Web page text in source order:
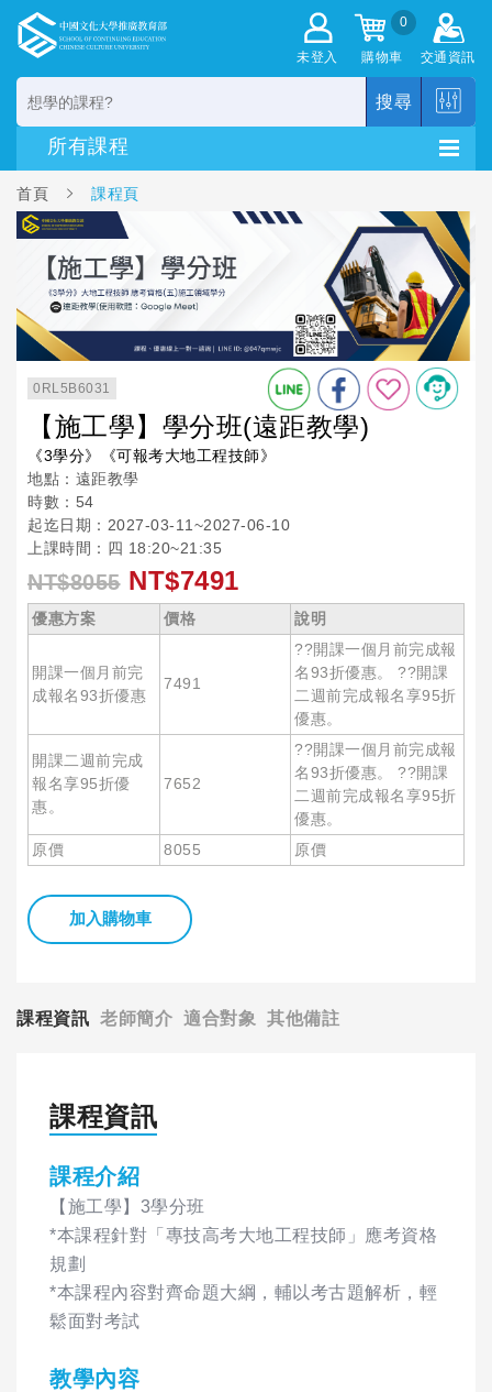
未登入
0
購物車 交通資訊
搜尋
首頁 課程頁
0RL5B6031
【施工學】學分班(遠距教學)
《3學分》《可報考大地工程技師》
地點：遠距教學
時數：54
起迄日期：2027-03-11~2027-06-10
上課時間：四 18:20~21:35
NT$8055 NT$7491
優惠方案 價格 說明
開課一個月前完
成報名93折優惠
7491
??開課一個月前完成報
名93折優惠。 ??開課
二週前完成報名享95折
優惠。
開課二週前完成
報名享95折優
惠。
7652
??開課一個月前完成報
名93折優惠。 ??開課
二週前完成報名享95折
優惠。
原價
8055 原價
加入購物車
課程資訊 老師簡介 適合對象 其他備註
課程資訊
課程介紹
【施工學】3學分班
*本課程針對「專技高考大地工程技師」應考資格
規劃
*本課程內容對齊命題大綱，輔以考古題解析，輕
鬆面對考試
教學內容